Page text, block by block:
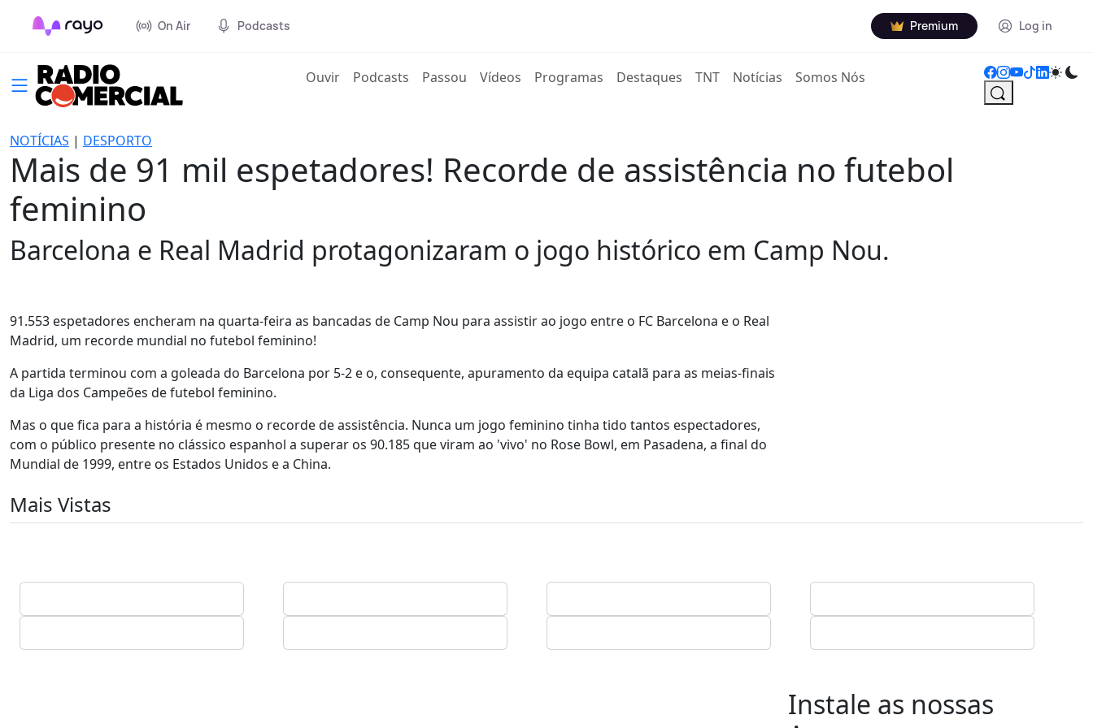
On Air Podcasts Premium Log in
Ouvir(current)
Podcasts Passou Vídeos Programas Destaques TNT Notícias Somos Nós
NOTÍCIAS | DESPORTO
Mais de 91 mil espetadores! Recorde de assistência no futebol
feminino
Barcelona e Real Madrid protagonizaram o jogo histórico em Camp Nou.
91.553 espetadores encheram na quarta-feira as bancadas de Camp Nou para assistir ao jogo entre o FC Barcelona e o Real
Madrid, um recorde mundial no futebol feminino!
A partida terminou com a goleada do Barcelona por 5-2 e o, consequente, apuramento da equipa catalã para as meias-finais
da Liga dos Campeões de futebol feminino.
Mas o que fica para a história é mesmo o recorde de assistência. Nunca um jogo feminino tinha tido tantos espectadores,
com o público presente no clássico espanhol a superar os 90.185 que viram ao 'vivo' no Rose Bowl, em Pasadena, a final do
Mundial de 1999, entre os Estados Unidos e a China.
Mais Vistas
Instale as nossas